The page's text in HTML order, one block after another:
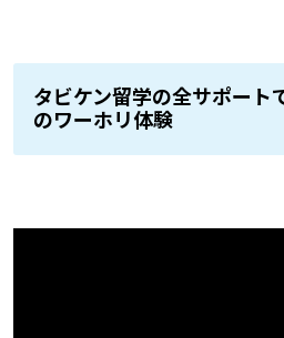
タビケン留学の全サポー
のワーホリ体験